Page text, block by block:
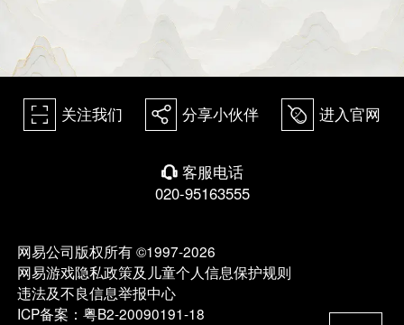
򰀁 关注我们 򰀂 分享小伙伴 򰀄 进入官网
򰀃 客服电话
020-95163555
网易公司版权所有 ©1997-2026
网易游戏隐私政策及儿童个人信息保护规则
违法及不良信息举报中心
ICP备案：粤B2-20090191-18